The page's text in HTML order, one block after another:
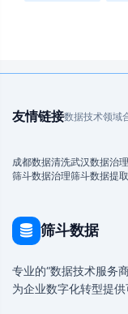
友情链接数据技术领域
成都数据清洗武汉数据治
筛斗数据治理筛斗数据提取
筛斗数据
专业的“数据技术服务
为企业数字化转型提